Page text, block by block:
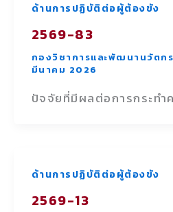
ด้านการปฏิบัติต่อผู้ต้องขัง
2569-83
กองวิชาการและพัฒนานวัตก
มีนาคม 2026
ปัจจัยที่มีผลต่อการกระทำ
ด้านการปฏิบัติต่อผู้ต้องขัง
2569-13